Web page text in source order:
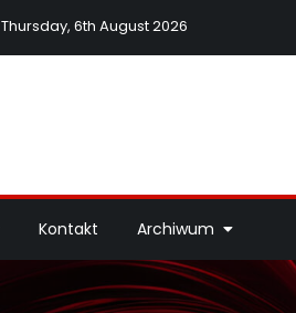
Thursday, 6th August 2026
Kontakt Archiwum